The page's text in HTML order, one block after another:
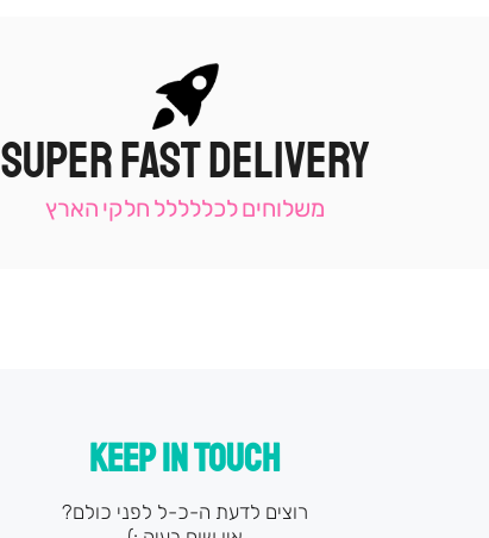
|
תומכי
-
SUPER FAST DELIVERY
משלוחים לכללללל חלקי הארץ
KEEP IN TOUCH
רוצים לדעת ה-כ-ל לפני כולם?